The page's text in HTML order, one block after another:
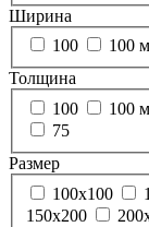
Ширина
100
100
Толщина
100
100
75
Размер
100х100
150х200